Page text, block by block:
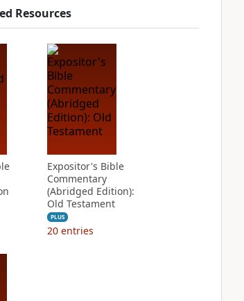
Resources
Expositor's Bible
Commentary
(Abridged Edition):
Old Testament
PLUS
20 entries